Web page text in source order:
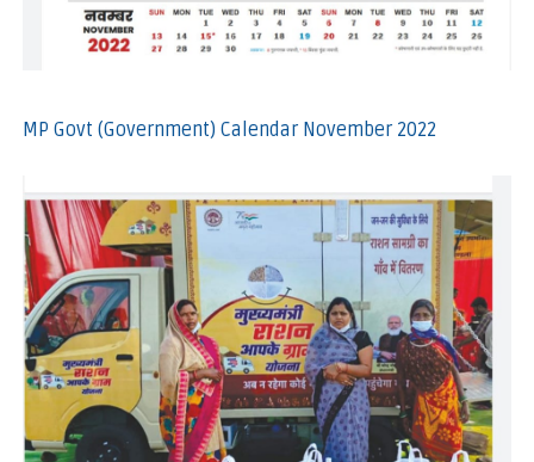
MP Govt (Government) Calendar November 2022